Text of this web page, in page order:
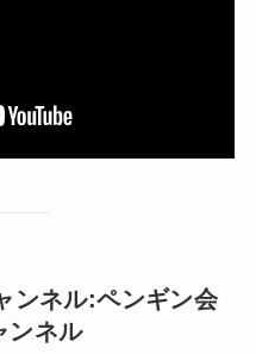
ンネル:ペンギン会
ンネル